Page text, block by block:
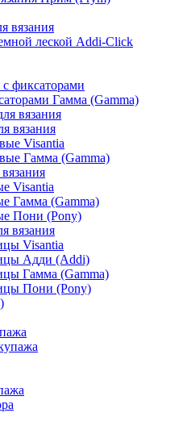
вязания
леской Addi-Click
фиксаторами
Гамма (Gamma)
вязания
вязания
Visantia
Гамма (Gamma)
Visantia
Гамма (Gamma)
Пони (Pony)
вязания
Visantia
Адди (Addi)
Гамма (Gamma)
Пони (Pony)